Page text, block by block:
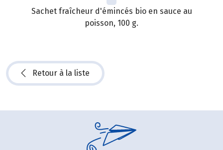
Sachet fraîcheur d'émincés bio en sauce au
poisson, 100 g.
Retour à la liste